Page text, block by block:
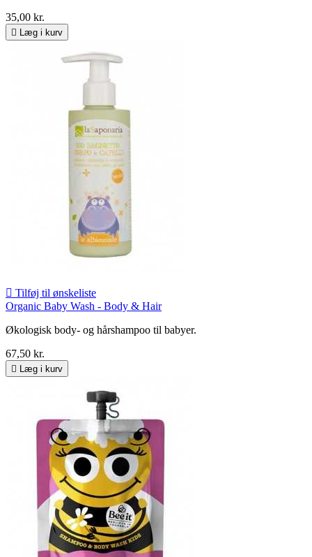
35,00 kr.
 Læg i kurv
 Tilføj til ønskeliste
Organic Baby Wash - Body & Hair
Økologisk body- og hårshampoo til babyer.
67,50 kr.
 Læg i kurv